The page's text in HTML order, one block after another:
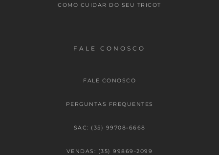
COMO CUIDAR DO SEU TRICOT
FALE CONOSCO
FALE CONOSCO
PERGUNTAS FREQUENTES
SAC: (35) 99708-6668
VENDAS: (35) 99869-2099